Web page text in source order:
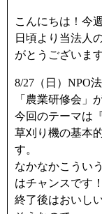
こんにちは！今
日頃より当法人
がとうございます
8/27（日）NPO
「農業研修会」
今回のテーマは
草刈り機の基本
す。
なかなかこうい
はチャンスです！
終了後はおいし